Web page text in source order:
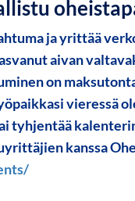
ja yrittää
aivan
on
vieressä
tyhjentää
kanssa